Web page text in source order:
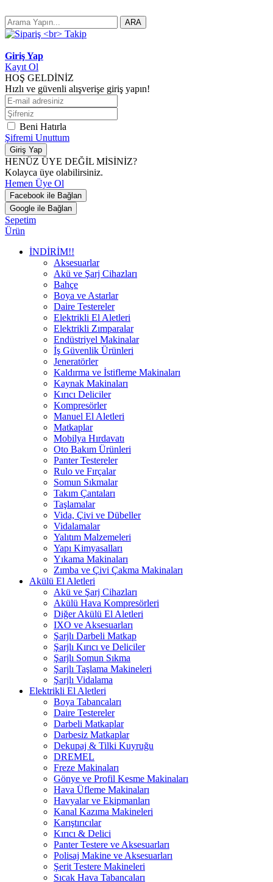
ARA
Giriş Yap
Kayıt Ol
HOŞ GELDİNİZ
Hızlı ve güvenli alışverişe giriş yapın!
Beni Hatırla
Şifremi Unuttum
Giriş Yap
HENÜZ ÜYE DEĞİL MİSİNİZ?
Kolayca üye olabilirsiniz.
Hemen Üye Ol
Facebook ile Bağlan
Google ile Bağlan
Sepetim
Ürün
İNDİRİM!!
Aksesuarlar
Akü ve Şarj Cihazları
Bahçe
Boya ve Astarlar
Daire Testereler
Elektrikli El Aletleri
Elektrikli Zımparalar
Endüstriyel Makinalar
İş Güvenlik Ürünleri
Jeneratörler
Kaldırma ve İstifleme Makinaları
Kaynak Makinaları
Kırıcı Deliciler
Kompresörler
Manuel El Aletleri
Matkaplar
Mobilya Hırdavatı
Oto Bakım Ürünleri
Panter Testereler
Rulo ve Fırçalar
Somun Sıkmalar
Takım Çantaları
Taşlamalar
Vida, Çivi ve Dübeller
Vidalamalar
Yalıtım Malzemeleri
Yapı Kimyasalları
Yıkama Makinaları
Zımba ve Çivi Çakma Makinaları
Akülü El Aletleri
Akü ve Şarj Cihazları
Akülü Hava Kompresörleri
Diğer Akülü El Aletleri
IXO ve Aksesuarları
Şarjlı Darbeli Matkap
Şarjlı Kırıcı ve Deliciler
Şarjlı Somun Sıkma
Şarjlı Taşlama Makineleri
Şarjlı Vidalama
Elektrikli El Aletleri
Boya Tabancaları
Daire Testereler
Darbeli Matkaplar
Darbesiz Matkaplar
Dekupaj & Tilki Kuyruğu
DREMEL
Freze Makinaları
Gönye ve Profil Kesme Makinaları
Hava Üfleme Makinaları
Havyalar ve Ekipmanları
Kanal Kazıma Makineleri
Karıştırıcılar
Kırıcı & Delici
Panter Testere ve Aksesuarları
Polisaj Makine ve Aksesuarları
Şerit Testere Makineleri
Sıcak Hava Tabancaları